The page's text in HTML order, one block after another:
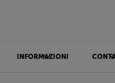
INFORMAZIONI